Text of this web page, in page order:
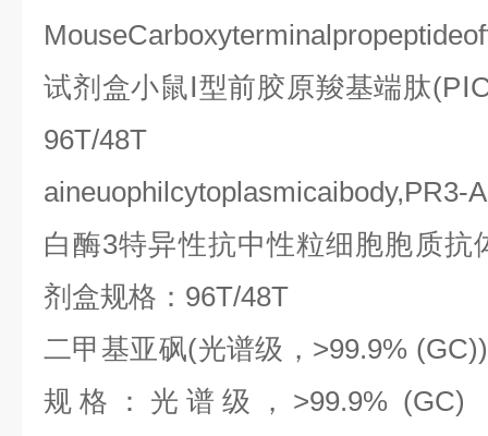
试剂盒小鼠Ⅰ型前胶原羧基端肽(PⅠ
96T/48T
aineuophilcytoplasmicaibody,PR3-
白酶3特异性抗中性粒细胞胞质抗
剂盒规格： 96T/48T
二甲基亚砜(光谱级， >99.9%
规格：光谱级， >99.9%